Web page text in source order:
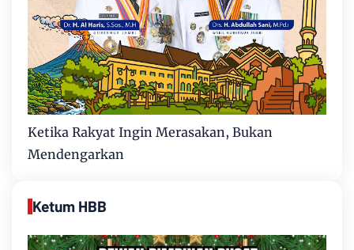
Ketika Rakyat Ingin Merasakan, Bukan
Mendengarkan
Ketum HBB